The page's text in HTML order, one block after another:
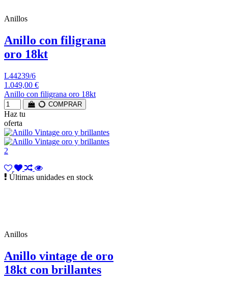
Anillos
Anillo con filigrana
oro 18kt
L44239/6
1.049,00 €
Anillo con filigrana oro 18kt
COMPRAR
Haz tu
oferta
Últimas unidades en stock
Anillos
Anillo vintage de oro
18kt con brillantes